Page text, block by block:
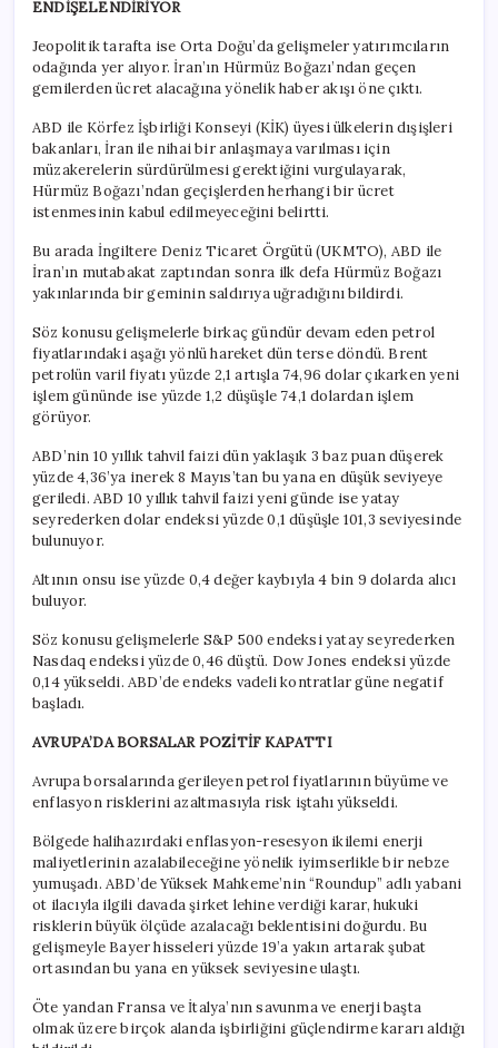
ENDİŞELENDİRİYOR
Jeopolitik tarafta ise Orta Doğu’da gelişmeler yatırımcıların
odağında yer alıyor. İran’ın Hürmüz Boğazı’ndan geçen
gemilerden ücret alacağına yönelik haber akışı öne çıktı.
ABD ile Körfez İşbirliği Konseyi (KİK) üyesi ülkelerin dışişleri
bakanları, İran ile nihai bir anlaşmaya varılması için
müzakerelerin sürdürülmesi gerektiğini vurgulayarak,
Hürmüz Boğazı’ndan geçişlerden herhangi bir ücret
istenmesinin kabul edilmeyeceğini belirtti.
Bu arada İngiltere Deniz Ticaret Örgütü (UKMTO), ABD ile
İran’ın mutabakat zaptından sonra ilk defa Hürmüz Boğazı
yakınlarında bir geminin saldırıya uğradığını bildirdi.
Söz konusu gelişmelerle birkaç gündür devam eden petrol
fiyatlarındaki aşağı yönlü hareket dün terse döndü. Brent
petrolün varil fiyatı yüzde 2,1 artışla 74,96 dolar çıkarken yeni
işlem gününde ise yüzde 1,2 düşüşle 74,1 dolardan işlem
görüyor.
ABD’nin 10 yıllık tahvil faizi dün yaklaşık 3 baz puan düşerek
yüzde 4,36’ya inerek 8 Mayıs’tan bu yana en düşük seviyeye
geriledi. ABD 10 yıllık tahvil faizi yeni günde ise yatay
seyrederken dolar endeksi yüzde 0,1 düşüşle 101,3 seviyesinde
bulunuyor.
Altının onsu ise yüzde 0,4 değer kaybıyla 4 bin 9 dolarda alıcı
buluyor.
Söz konusu gelişmelerle S&P 500 endeksi yatay seyrederken
Nasdaq endeksi yüzde 0,46 düştü. Dow Jones endeksi yüzde
0,14 yükseldi. ABD’de endeks vadeli kontratlar güne negatif
başladı.
AVRUPA’DA BORSALAR POZİTİF KAPATTI
Avrupa borsalarında gerileyen petrol fiyatlarının büyüme ve
enflasyon risklerini azaltmasıyla risk iştahı yükseldi.
Bölgede halihazırdaki enflasyon-resesyon ikilemi enerji
maliyetlerinin azalabileceğine yönelik iyimserlikle bir nebze
yumuşadı. ABD’de Yüksek Mahkeme’nin “Roundup” adlı yabani
ot ilacıyla ilgili davada şirket lehine verdiği karar, hukuki
risklerin büyük ölçüde azalacağı beklentisini doğurdu. Bu
gelişmeyle Bayer hisseleri yüzde 19’a yakın artarak şubat
ortasından bu yana en yüksek seviyesine ulaştı.
Öte yandan Fransa ve İtalya’nın savunma ve enerji başta
olmak üzere birçok alanda işbirliğini güçlendirme kararı aldığı